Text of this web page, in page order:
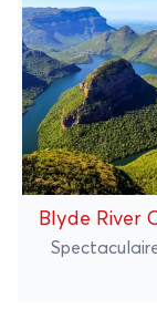
Blyde River